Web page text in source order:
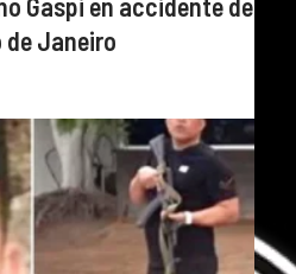
de Janeiro